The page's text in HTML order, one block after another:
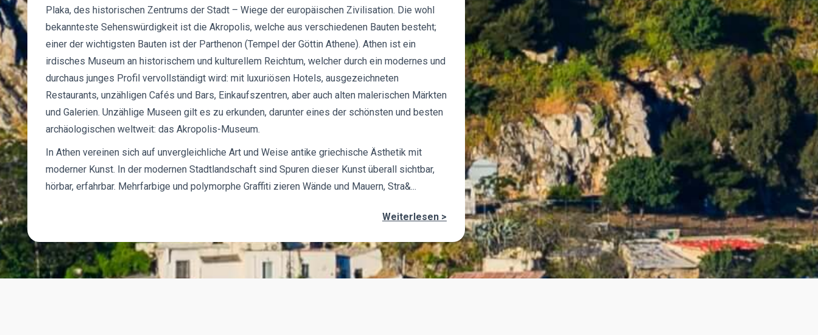
Plaka, des historischen Zentrums der Stadt – Wiege der europäischen Zivilisation. Die wohl
bekannteste Sehenswürdigkeit ist die Akropolis, welche aus verschiedenen Bauten besteht;
einer der wichtigsten Bauten ist der Parthenon (Tempel der Göttin Athene). Athen ist ein
irdisches Museum an historischem und kulturellem Reichtum, welcher durch ein modernes und
durchaus junges Profil vervollständigt wird: mit luxuriösen Hotels, ausgezeichneten
Restaurants, unzähligen Cafés und Bars, Einkaufszentren, aber auch alten malerischen Märkten
und Galerien. Unzählige Museen gilt es zu erkunden, darunter eines der schönsten und besten
archäologischen weltweit: das Akropolis-Museum.
In Athen vereinen sich auf unvergleichliche Art und Weise antike griechische Ästhetik mit
moderner Kunst. In der modernen Stadtlandschaft sind Spuren dieser Kunst überall sichtbar,
hörbar, erfahrbar. Mehrfarbige und polymorphe Graffiti zieren Wände und Mauern, Stra&...
Weiterlesen >